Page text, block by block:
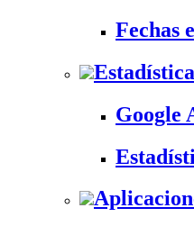
Fechas
Google